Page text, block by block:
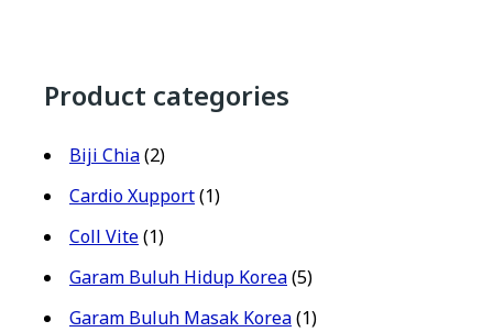
Product categories
Biji Chia(2)
Cardio Xupport(1)
Coll Vite(1)
Garam Buluh Hidup Korea(5)
Garam Buluh Masak Korea(1)